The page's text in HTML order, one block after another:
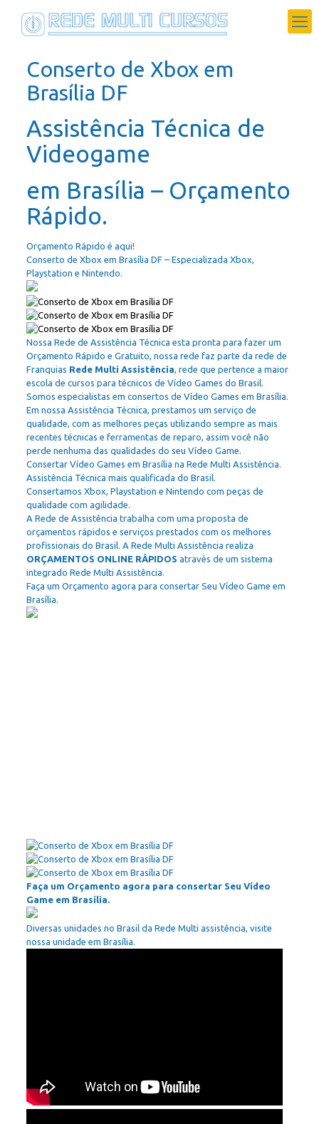
Conserto de Xbox em
Brasília DF
Assistência Técnica de
Videogame
em Brasília – Orçamento
Rápido.
Orçamento Rápido é aqui!
Conserto de Xbox em Brasília DF – Especializada Xbox,
Playstation e Nintendo.
Nossa Rede de Assistência Técnica esta pronta para fazer um
Orçamento Rápido e Gratuito, nossa rede faz parte da rede de
Franquias Rede Multi Assistência, rede que pertence a maior
escola de cursos para técnicos de Vídeo Games do Brasil.
Somos especialistas em consertos de Vídeo Games em Brasília.
Em nossa Assistência Técnica, prestamos um serviço de
qualidade, com as melhores peças utilizando sempre as mais
recentes técnicas e ferramentas de reparo, assim você não
perde nenhuma das qualidades do seu Vídeo Game.
Consertar Vídeo Games em Brasília na Rede Multi Assistência.
Assistência Técnica mais qualificada do Brasil.
Consertamos Xbox, Playstation e Nintendo com peças de
qualidade com agilidade.
A Rede de Assistência trabalha com uma proposta de
orçamentos rápidos e serviços prestados com os melhores
profissionais do Brasil. A Rede Multi Assistência realiza
ORÇAMENTOS ONLINE RÁPIDOS através de um sistema
integrado Rede Multi Assistência.
Faça um Orçamento agora para consertar Seu Vídeo Game em
Brasília.
Faça um Orçamento agora para consertar Seu Vídeo
Game em Brasília.
Diversas unidades no Brasil da Rede Multi assistência, visite
nossa unidade em Brasília.